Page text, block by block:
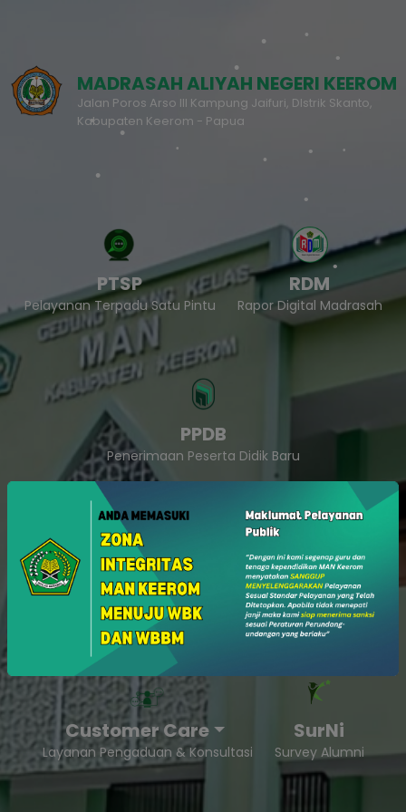
MADRASAH ALIYAH NEGERI KEEROM
Jalan Poros Arso III Kampung Jaifuri, DIstrik Skanto,
Kabupaten Keerom - Papua
PTSP
Pelayanan Terpadu Satu Pintu
RDM
Rapor Digital Madrasah
PPDB
Penerimaan Peserta Didik Baru
SukaSam
Survey Kepuasan Masyarakat
Customer Care
Layanan Pengaduan & Konsultasi
SurNi
Survey Alumni